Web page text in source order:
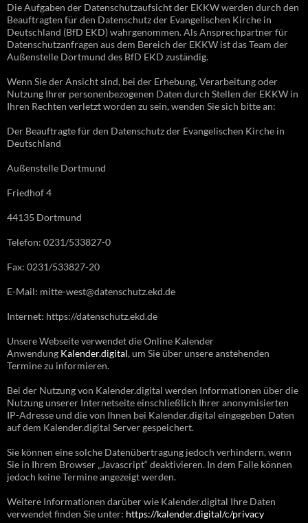
Die Aufgaben der Datenschutzaufsicht der EKKW werden durch den
Beauftragten für den Datenschutz der Evangelischen Kirche in
Deutschland (BfD EKD) wahrgenommen. Als Ansprechpartner für
Datenschutzanfragen aus dem Bereich der EKKW ist das Team der
Außenstelle Dortmund des BfD EKD zuständig.
Wenn Sie der Ansicht sind, bei der Erhebung, Verarbeitung oder
Nutzung Ihrer personenbezogenen Daten durch Stellen der EKKW in
Ihren Rechten verletzt worden zu sein, wenden Sie sich bitte an:
Der Beauftragte für den Datenschutz der Evangelischen Kirche in
Deutschland
Außenstelle Dortmund
Friedhof 4
44135 Dortmund
Telefon: 0231/533827-0
Fax: 0231/533827-20
E-Mail: mitte-west@datenschutz.ekd.de
Internet: https://datenschutz.ekd.de
Unsere Webseite verwendet die Online Kalender
Anwendung Kalender.digital, um Sie über unsere anstehenden
Termine zu informieren.
Bei der Nutzung von Kalender.digital werden Informationen über die
Nutzung unserer Internetseite einschließlich Ihrer anonymisierten
IP-Adresse und die von Ihnen bei Kalender.digital eingegeben Daten
auf dem Kalender.digital Server gespeichert.
Sie können eine solche Datenübertragung jedoch verhindern, wenn
Sie in Ihrem Browser „Javascript“ deaktivieren. In dem Falle können
jedoch keine Termine angezeigt werden.
Weitere Informationen darüber wie Kalender.digital Ihre Daten
verwendet finden Sie unter: https://kalender.digital/c/privacy